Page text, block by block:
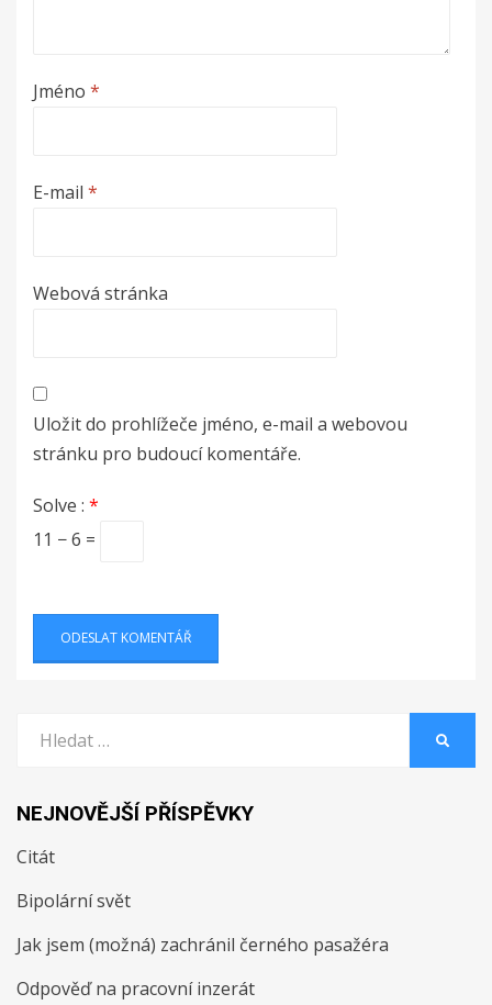
Jméno *
E-mail *
Webová stránka
Uložit do prohlížeče jméno, e-mail a webovou
stránku pro budoucí komentáře.
Solve : *
11 − 6 =
NEJNOVĚJŠÍ PŘÍSPĚVKY
Citát
Bipolární svět
Jak jsem (možná) zachránil černého pasažéra
Odpověď na pracovní inzerát